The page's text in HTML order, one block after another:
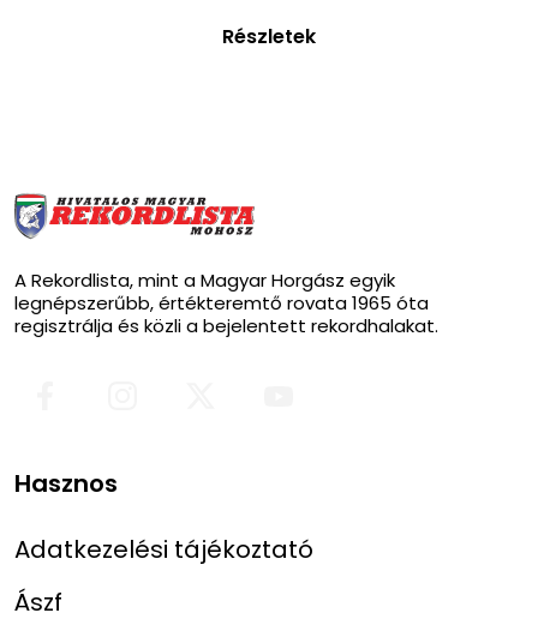
Részletek
A Rekordlista, mint a Magyar Horgász egyik
legnépszerűbb, értékteremtő rovata 1965 óta
regisztrálja és közli a bejelentett rekordhalakat.
Hasznos
Adatkezelési tájékoztató
Ászf